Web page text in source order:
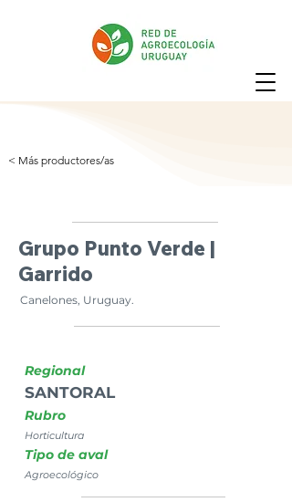
< Más productores/as
Grupo Punto Verde |
Garrido
Canelones, Uruguay.
Regional
SANTORAL
Rubro
Horticultura
Tipo de aval
Agroecológico